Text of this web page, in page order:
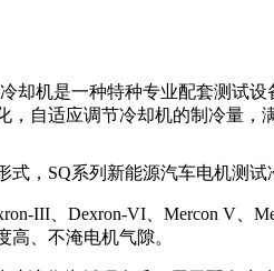
却机是一种特种专业配套测试
自适应调节冷却机的制冷量，
，SQ系列新能源汽车电机测试
III、Dexron-VI、Mercon V、
、不淹电机气隙。